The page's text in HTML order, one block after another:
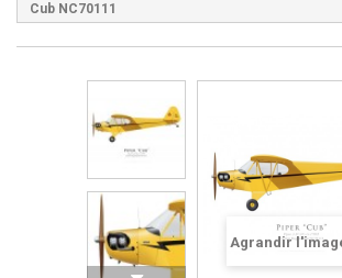
Cub NC70111
Agrandir